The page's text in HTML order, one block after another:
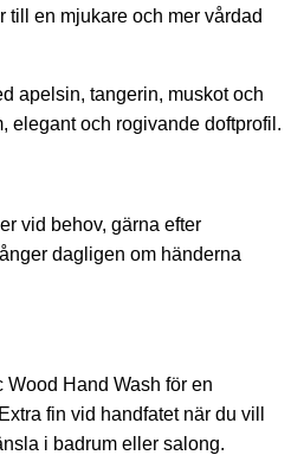
till en mjukare och mer vårdad
apelsin, tangerin, muskot och
elegant och rogivande doftprofil.
vid behov, gärna efter
dagligen om händerna
Wood Hand Wash för en
fin vid handfatet när du vill
i badrum eller salong.